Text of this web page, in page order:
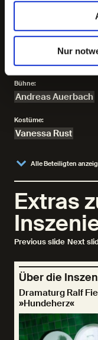
Nur
Johanna
Gerber, Zhe Hao Yeo
Alle Beteiligten
Bühne:
Andreas Auerbach
Kostüme:
Vanessa Rust
Extras
Previous slide Next
Über die
Dramaturg Ralf
»Hundeherz«